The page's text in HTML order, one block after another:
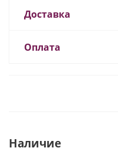
Доставка
Оплата
Наличие